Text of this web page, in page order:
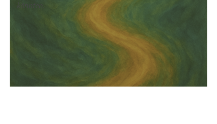
könnten.